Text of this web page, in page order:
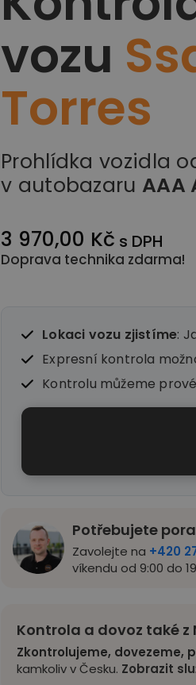
vozu
Torres
Prohlídka vozidla
v autobazaru AAA
3 970,00 Kč s DPH
Doprava technika zdarma!
Lokaci vozu zjistíme:
Expresní kontrola
Kontrolu můžeme
Potřebujete
Zavolejte na +420
víkendu od 9:00 do
Kontrola a dovoz také z
Zkontrolujeme, dovezeme,
kamkoliv v Česku. Zobrazit